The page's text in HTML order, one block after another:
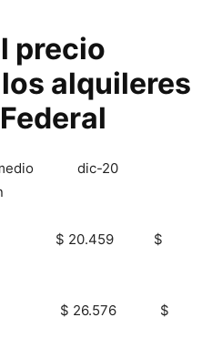
precio
alquileres
dic-20
$ 20.459 $
$ 26.576 $